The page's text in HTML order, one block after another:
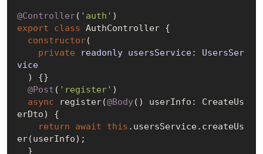
@Controller( 'auth'
export
class AuthController {
constructor(
private readonly usersService: UsersSer
vice
) {}
@Post ( 'register' )
async register(@Body() userInfo: CreateUs
erDto) {
return
await this .usersService.createUs
er(userInfo);